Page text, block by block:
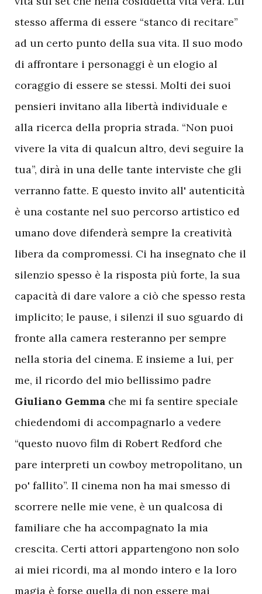
stesso afferma di essere “stanco di recitare”
ad un certo punto della sua vita. Il suo modo
di affrontare i personaggi è un elogio al
coraggio di essere se stessi. Molti dei suoi
pensieri invitano alla libertà individuale e
alla ricerca della propria strada. “Non puoi
vivere la vita di qualcun altro, devi seguire la
tua”, dirà in una delle tante interviste che gli
verranno fatte. E questo invito all' autenticità
è una costante nel suo percorso artistico ed
umano dove difenderà sempre la creatività
libera da compromessi. Ci ha insegnato che il
silenzio spesso è la risposta più forte, la sua
capacità di dare valore a ciò che spesso resta
implicito; le pause, i silenzi il suo sguardo di
fronte alla camera resteranno per sempre
nella storia del cinema. E insieme a lui, per
me, il ricordo del mio bellissimo padre
Giuliano Gemma che mi fa sentire speciale
chiedendomi di accompagnarlo a vedere
“questo nuovo film di Robert Redford che
pare interpreti un cowboy metropolitano, un
po' fallito”. Il cinema non ha mai smesso di
scorrere nelle mie vene, è un qualcosa di
familiare che ha accompagnato la mia
crescita. Certi attori appartengono non solo
ai miei ricordi, ma al mondo intero e la loro
magia è forse quella di non essere mai